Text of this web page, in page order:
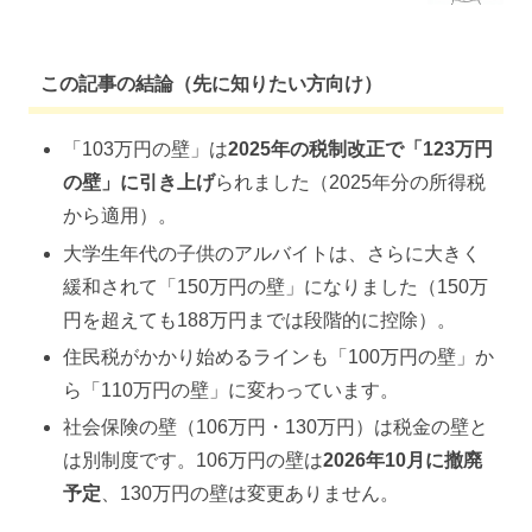
この記事の結論（先に知りたい方向け）
「103万円の壁」は2025年の税制改正で「123万円
の壁」に引き上げられました（2025年分の所得税
から適用）。
大学生年代の子供のアルバイトは、さらに大きく
緩和されて「150万円の壁」になりました（150万
円を超えても188万円までは段階的に控除）。
住民税がかかり始めるラインも「100万円の壁」か
ら「110万円の壁」に変わっています。
社会保険の壁（106万円・130万円）は税金の壁と
は別制度です。106万円の壁は2026年10月に撤廃
予定 、130万円の壁は変更ありません。